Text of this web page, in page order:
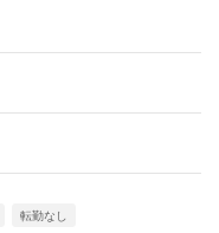
転勤なし